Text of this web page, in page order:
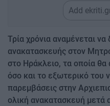
Add
Τρία χρόνια αναμένεται
ανακατασκευής στον
στο Ηράκλειο, τα οποία
όσο και το εξωτερικό του
παρεμβάσεις στην
ολική ανακατασκευή μετά